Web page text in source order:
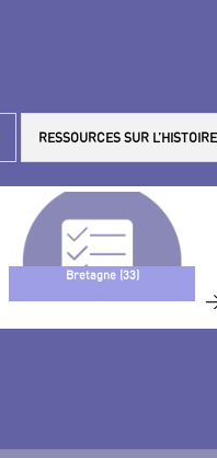
RESSOURCES SUR
Bretagne (33)